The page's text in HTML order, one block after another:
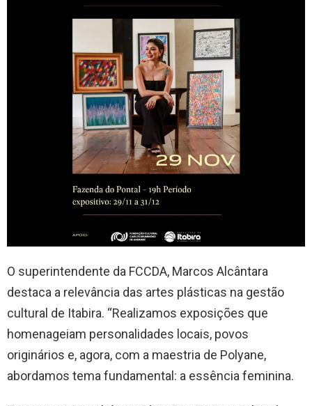
O superintendente da FCCDA, Marcos Alcântara
destaca a relevância das artes plásticas na gestão
cultural de Itabira. “Realizamos exposições que
homenageiam personalidades locais, povos
originários e, agora, com a maestria de Polyane,
abordamos tema fundamental: a essência feminina.